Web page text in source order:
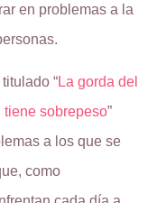
en problemas a la
“La gorda del
tiene sobrepeso”
a los que se
como